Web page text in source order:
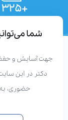
شما می‌توانید
آسایش و حفظ
دکتر در این سایت
حضوری، به